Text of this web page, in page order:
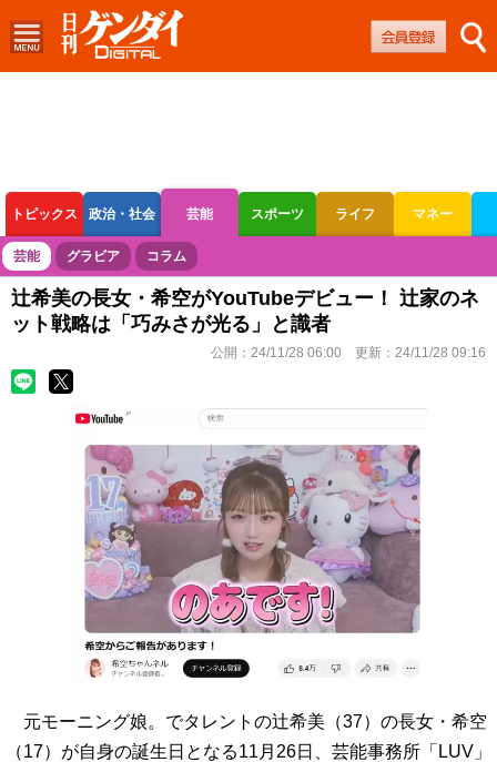
トピックス 政治・社会 芸能 スポーツ ライフ マネー
ボートレース 競輪 オートレース
芸能 グラビア コラム
辻希美の長女・希空がYouTubeデビュー！ 辻家のネ
ット戦略は「巧みさが光る」と識者
公開： 24/11/28 06:00 更新： 24/11/28 09:16
元モーニング娘。でタレントの辻希美（37）の長女・希空
（17）が自身の誕生日となる11月26日、芸能事務所「LUV」